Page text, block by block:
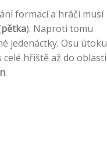
formací a hráči musí
pětka). Naproti tomu
jedenáctky. Osu útoku
hřiště až do oblasti
.